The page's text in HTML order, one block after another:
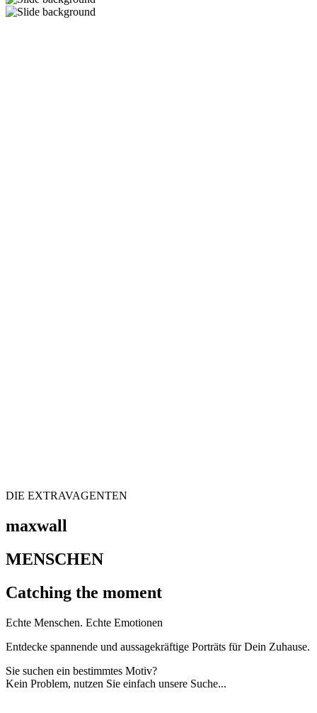
DIE EXTRAVAGENTEN
maxwall
MENSCHEN
Catching the moment
Echte Menschen. Echte Emotionen
Entdecke spannende und aussagekräftige Porträts für Dein Zuhause.
Sie suchen ein bestimmtes Motiv?
Kein Problem, nutzen Sie einfach unsere Suche...